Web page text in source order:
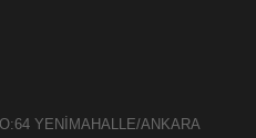
YENİMAHALLE/ANKARA